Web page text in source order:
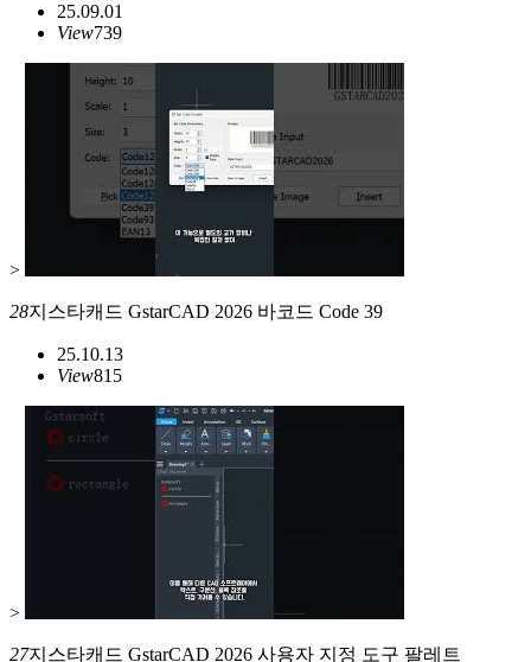
25.09.01
View739
>
28지스타캐드 GstarCAD 2026 바코드 Code 39
25.10.13
View815
>
27지스타캐드 GstarCAD 2026 사용자 지정 도구 팔레트